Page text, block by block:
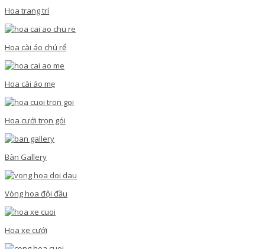
Hoa trang trí
Hoa cài áo chú rể
Hoa cài áo mẹ
Hoa cưới trọn gói
Bàn Gallery
Vòng hoa đội đầu
Hoa xe cưới